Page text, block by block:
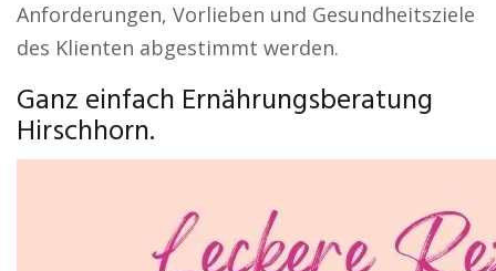
Anforderungen, Vorlieben und Gesundheitsziele
des Klienten abgestimmt werden.
Ganz einfach Ernährungsberatung
Hirschhorn.